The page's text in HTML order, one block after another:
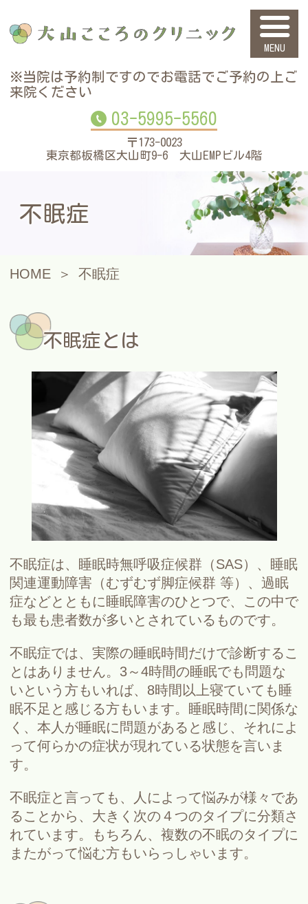
大山こころのク
※当院は予約制ですので お電話でご予約の上ご
来院ください
03-5995-5560
〒173-0023
東京都板橋区大山町9-6 大山EMPビル4階
不眠症
HOME 不眠症
不眠症とは
不眠症は、睡眠時無呼吸症候群（SAS）、睡眠
関連運動障害（むずむず脚症候群 等）、過眠
症などとともに睡眠障害のひとつで、この中で
も最も患者数が多いとされているものです。
不眠症では、実際の睡眠時間だけで診断するこ
とはありません。3～4時間の睡眠でも問題な
いという方もいれば、8時間以上寝ていても睡
眠不足と感じる方もいます。睡眠時間に関係な
く、本人が睡眠に問題があると感じ、それによ
って何らかの症状が現れている状態を言いま
す。
不眠症と言っても、人によって悩みが様々であ
ることから、大きく次の４つのタイプに分類さ
れています。もちろん、複数の不眠のタイプに
またがって悩む方もいらっしゃいます。